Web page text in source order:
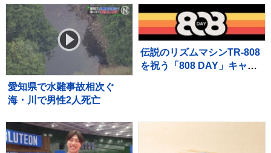
愛知県で水難事故相次ぐ
海・川で男性2人死亡
伝説のリズムマシンTR-808
を祝う「808 DAY」キャン